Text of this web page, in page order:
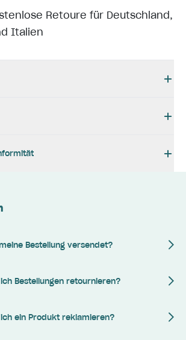
Retoure für Deutschland,
Italien
Bestellung versendet?
Bestellungen retournieren?
ein Produkt reklamieren?